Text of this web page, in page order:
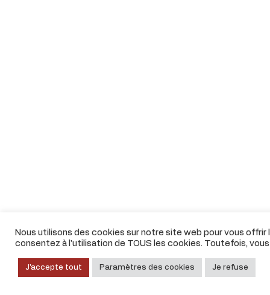
Nous utilisons des cookies sur notre site web pour vous
consentez à l'utilisation de TOUS les cookies. Toutefois,
J'accepte tout Paramètres des cookies Je refuse